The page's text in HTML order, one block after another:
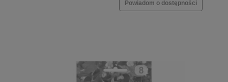
Powiadom o dostępności